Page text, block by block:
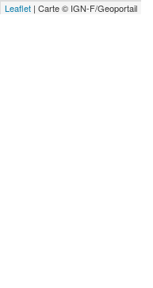
Leaflet | Carte © IGN-F/Geoportail